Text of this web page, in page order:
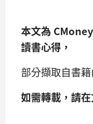
本文為
讀書心得，
部分擷取自書
如需轉載，請